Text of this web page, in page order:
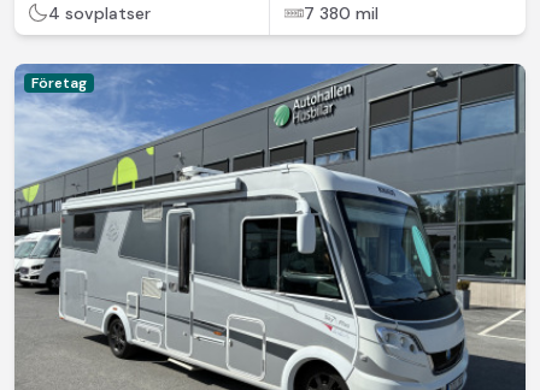
4 sovplatser 7 380 mil
Företag